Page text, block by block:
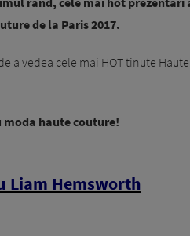
de la Paris 2017.
a vedea cele mai HOT tinute
moda haute couture!
Liam Hemsworth